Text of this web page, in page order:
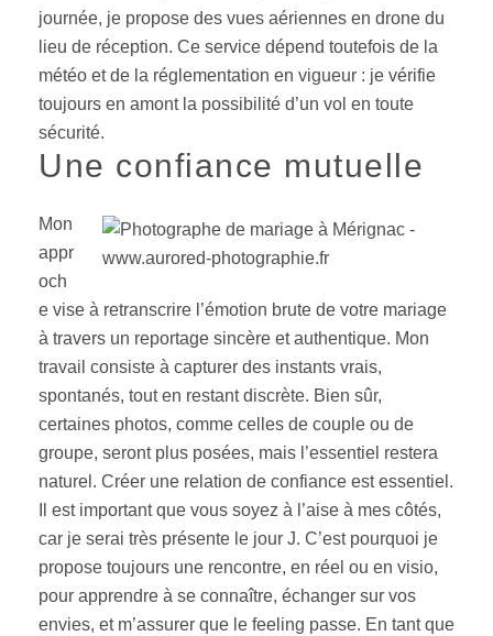
journée, je propose des vues aériennes en drone du
lieu de réception. Ce service dépend toutefois de la
météo et de la réglementation en vigueur : je vérifie
toujours en amont la possibilité d’un vol en toute
sécurité.
Une confiance mutuelle
Mon
appr
och
e vise à retranscrire l’émotion brute de votre mariage
à travers un reportage sincère et authentique. Mon
travail consiste à capturer des instants vrais,
spontanés, tout en restant discrète. Bien sûr,
certaines photos, comme celles de couple ou de
groupe, seront plus posées, mais l’essentiel restera
naturel. Créer une relation de confiance est essentiel.
Il est important que vous soyez à l’aise à mes côtés,
car je serai très présente le jour J. C’est pourquoi je
propose toujours une rencontre, en réel ou en visio,
pour apprendre à se connaître, échanger sur vos
envies, et m’assurer que le feeling passe. En tant que